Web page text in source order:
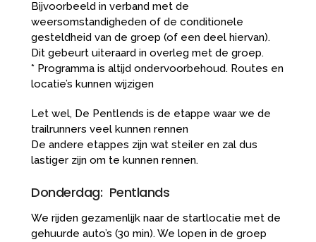
Bijvoorbeeld in verband met de
weersomstandigheden of de conditionele
gesteldheid van de groep (of een deel hiervan).
Dit gebeurt uiteraard in overleg met de groep.
* Programma is altijd ondervoorbehoud. Routes en
locatie’s kunnen wijzigen
Let wel, De Pentlends is de etappe waar we de
trailrunners veel kunnen rennen
De andere etappes zijn wat steiler en zal dus
lastiger zijn om te kunnen rennen.
Donderdag: Pentlands
We rijden gezamenlijk naar de startlocatie met de
gehuurde auto’s (30 min). We lopen in de groep